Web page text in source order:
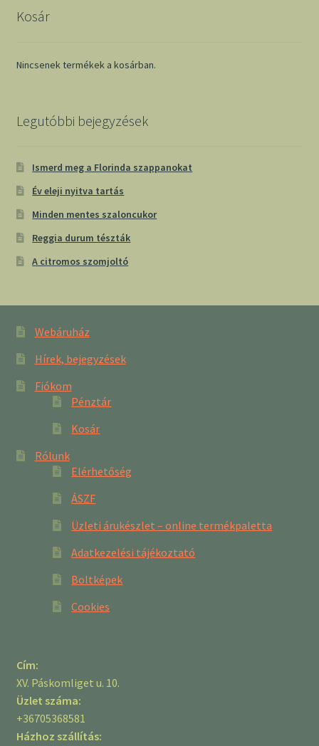
Kosár
Nincsenek termékek a kosárban.
Legutóbbi bejegyzések
Ismerd meg a Florinda szappanokat
Év eleji nyitva tartás
Minden mentes szaloncukor
Reggia durum tészták
A citromos szomjoltó
Webáruház
Hírek, bejegyzések
Fiókom
Pénztár
Kosár
Rólunk
Elérhetőség
ÁSZF
Üzleti árukészlet – online termékpaletta
Adatkezelési tájékoztató
Boltképek
Cookies
Cím:
XV. Páskomliget u. 10.
Üzlet száma:
+36705368581
Házhoz szállítás: